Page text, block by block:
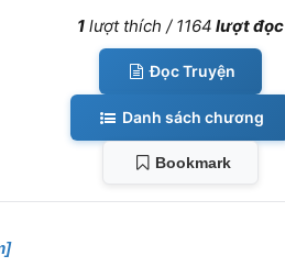
1 lượt thích / 1164 lượt đọc
Đọc Truyện
Danh sách chương
Bookmark